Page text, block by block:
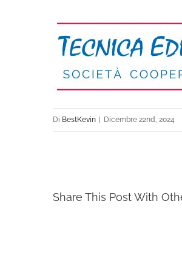
Di BestKevin Dicembre 22nd, 2024
Share This Post With